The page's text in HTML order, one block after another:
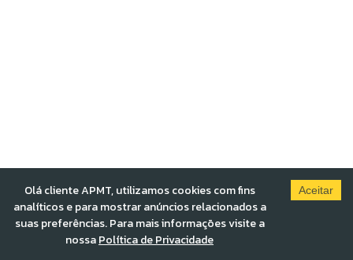
Olá cliente APMT, utilizamos cookies com fins
analíticos e para mostrar anúncios relacionados a
suas preferências. Para mais informações visite a
nossaPolítica de Privacidade
Aceitar